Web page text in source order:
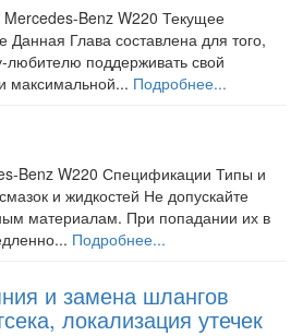
Benz W220 Текущее
Данная Глава составлена для того,
любителю поддерживать свой
максимальной... Подробнее...
Benz W220 Спецификации Типы и
и жидкостей Не допускайте
материалам. При попадании их в
Подробнее...
и замена шлангов
локализация утечек